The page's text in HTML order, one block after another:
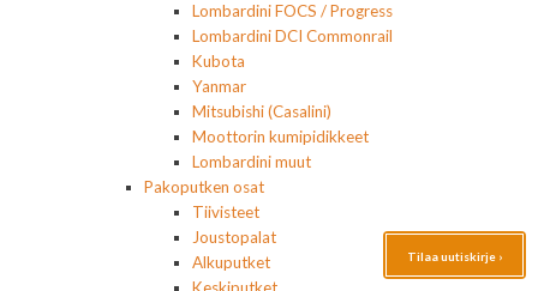
Lombardini FOCS / Progress
Lombardini DCI Commonrail
Kubota
Yanmar
Mitsubishi (Casalini)
Moottorin kumipidikkeet
Lombardini muut
Pakoputken osat
Tiivisteet
Joustopalat
Alkuputket
Tilaa uutiskirje ›